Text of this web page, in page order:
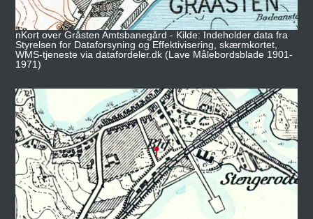
nKort over Gråsten Amtsbanegård - Kilde: Indeholder data fra
Styrelsen for Dataforsyning og Effektivisering, skærmkortet,
WMS-tjeneste via datafordeler.dk (Lave Målebordsblade 1901-
1971)